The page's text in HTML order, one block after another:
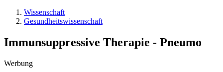
Wissenschaft
Gesundheitswissenschaft
Immunsuppressive Therapie - Pneumo
Werbung